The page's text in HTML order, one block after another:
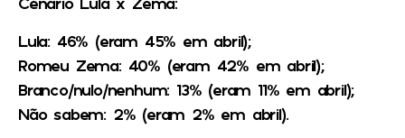
Lula: 46% (eram 45% em abril);
Romeu Zema: 40% (eram 42% em abril);
Branco/nulo/nenhum: 13% (eram 11% em abril);
Não sabem: 2% (eram 2% em abril).